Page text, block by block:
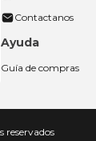
Contactanos
Ayuda
Guía de compras
reservados